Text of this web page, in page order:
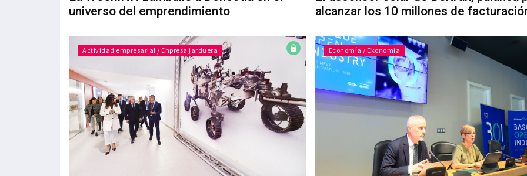
universo del emprendimiento
alcanzar los 10 millones de
Actividad empresarial / Enpresa jarduera Economía / Ekonomia